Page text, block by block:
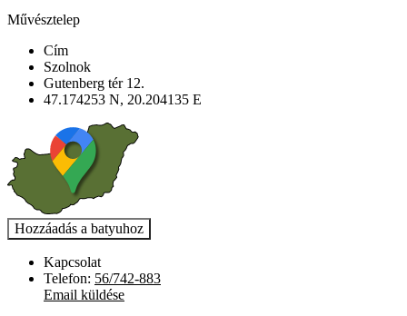
Művésztelep
Cím
Szolnok
Gutenberg tér 12.
47.174253 N, 20.204135 E
Kapcsolat
Telefon: 56/742-883
Email küldése